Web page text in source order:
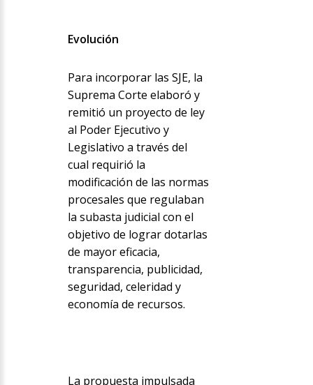
Evolución
Para incorporar las SJE, la
Suprema Corte elaboró y
remitió un proyecto de ley
al Poder Ejecutivo y
Legislativo a través del
cual requirió la
modificación de las normas
procesales que regulaban
la subasta judicial con el
objetivo de lograr dotarlas
de mayor eficacia,
transparencia, publicidad,
seguridad, celeridad y
economía de recursos.
La propuesta impulsada